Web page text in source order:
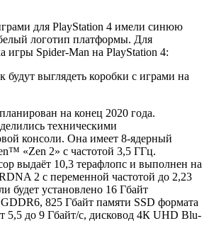
для PlayStation 4 имели синюю
логотип платформы. Для
игры Spider-Man на PlayStation 4:
на конец 2020 года.
техническими
консоли. Она имеет 8-ядерный
«Zen 2» с частотой 3,5 ГГц.
выдаёт 10,3 терафлопс и выполнен на
2 с переменной частотой до 2,23
будет установлено 16 Гбайт
825 Гбайт памяти SSD формата
5,5 до 9 Гбайт/с, дисковод 4К UHD Blu-